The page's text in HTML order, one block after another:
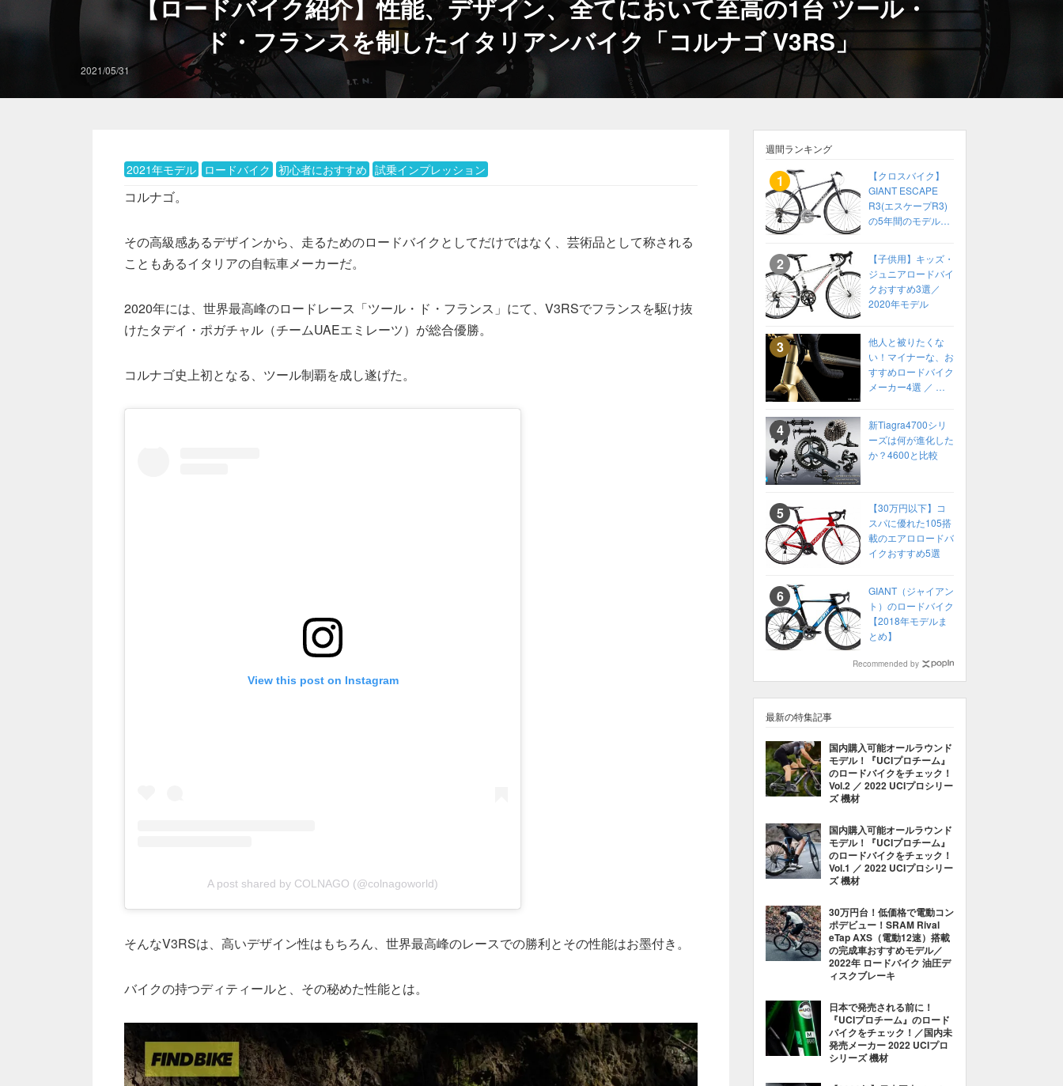
【ロードバイク紹介】性能、デザイン、全てにおいて至高の1台 ツール・
ド・フランスを制したイタリアンバイク「コルナゴ V3RS」
2021/05/31
2021年モデル ロードバイク 初心者におすすめ 試乗インプレッション
コルナゴ。
その高級感あるデザインから、走るためのロードバイクとしてだけではなく、芸術品として称される
こともあるイタリアの自転車メーカーだ。
2020年には、世界最高峰のロードレース「ツール・ド・フランス」にて、V3RSでフランスを駆け抜
けたタデイ・ポガチャル（チームUAEエミレーツ）が総合優勝。
コルナゴ史上初となる、ツール制覇を成し遂げた。
View this post on Instagram
A post shared by COLNAGO (@colnagoworld)
そんなV3RSは、高いデザイン性はもちろん、世界最高峰のレースでの勝利とその性能はお墨付き。
バイクの持つディティールと、その秘めた性能とは。
週間ランキング
【クロスバイク】
GIANT ESCAPE
R3(エスケープR3)
の5年間のモデル変
【子供用】キッズ・
ジュニアロードバイ
クおすすめ3選／
2020年モデル
他人と被りたくな
い！マイナーな、お
すすめロードバイク
メーカー4選 ／ 高
ーダーも！
新Tiagra4700シリ
ーズは何が進化した
か？4600と比較
【30万円以下】コ
スパに優れた105搭
載のエアロロードバ
イクおすすめ5選
GIANT（ジャイアン
ト）のロードバイク
【2018年モデルま
とめ】
Recommended by
最新の特集記事
国内購入可能オールラウンド
モデル！『UCIプロチーム』
のロードバイクをチェック！
Vol.2 ／ 2022 UCIプロシリー
ズ 機材
国内購入可能オールラウンド
モデル！『UCIプロチーム』
のロードバイクをチェック！
Vol.1 ／ 2022 UCIプロシリー
ズ 機材
30万円台！低価格で電動コン
ポデビュー！SRAM Rival
eTap AXS（電動12速）搭載
の完成車おすすめモデル／
2022年 ロードバイク 油圧デ
ィスクブレーキ
日本で発売される前に！
『UCIプロチーム』のロード
バイクをチェック！／国内未
発売メーカー 2022 UCIプロ
シリーズ 機材